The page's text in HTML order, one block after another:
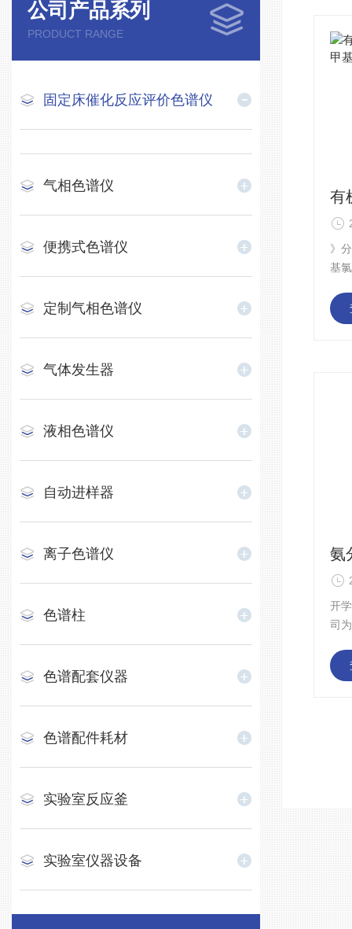
公司产品系列
PRODUCT RANGE
固定床催化反应评价色谱仪
气相色谱仪
便携式色谱仪
定制气相色谱仪
气体发生器
液相色谱仪
自动进样器
离子色谱仪
色谱柱
色谱配套仪器
色谱配件耗材
实验室反应釜
实验室仪器设备
》
基
胶
含
氨
开
司
置